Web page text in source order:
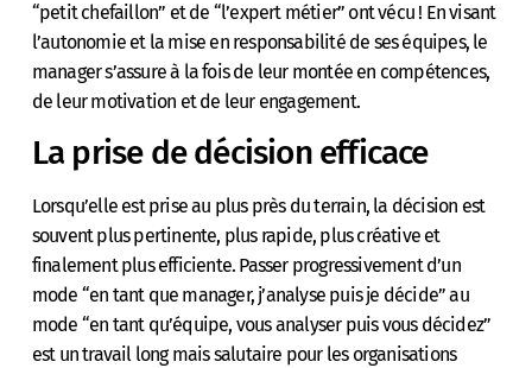
“petit chefaillon” et de “l’expert métier” ont vécu ! En visant
l’autonomie et la mise en responsabilité de ses équipes, le
manager s’assure à la fois de leur montée en compétences,
de leur motivation et de leur engagement.
La prise de décision efficace
Lorsqu’elle est prise au plus près du terrain, la décision est
souvent plus pertinente, plus rapide, plus créative et
finalement plus efficiente. Passer progressivement d’un
mode “en tant que manager, j’analyse puis je décide” au
mode “en tant qu’équipe, vous analyser puis vous décidez”
est un travail long mais salutaire pour les organisations